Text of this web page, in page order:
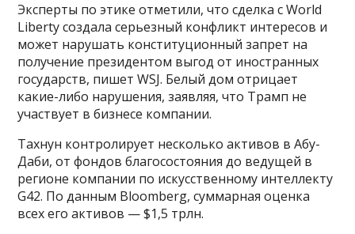
Эксперты по этике отметили, что сделка с World
Liberty создала серьезный конфликт интересов и
может нарушать конституционный запрет на
получение президентом выгод от иностранных
государств, пишет WSJ. Белый дом отрицает
какие-либо нарушения, заявляя, что Трамп не
участвует в бизнесе компании.
Тахнун контролирует несколько активов в Абу-
Даби, от фондов благосостояния до ведущей в
регионе компании по искусственному интеллекту
G42. По данным Bloomberg, суммарная оценка
всех его активов — $1,5 трлн.